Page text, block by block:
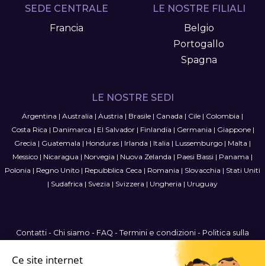
SEDE CENTRALE
Francia
LE NOSTRE FILIALI
Belgio
Portogallo
Spagna
LE NOSTRE SEDI
Argentina | Australia | Austria | Brasile | Canada | Cile | Colombia |
Costa Rica | Danimarca | El Salvador| Finlandia | Germania | Giappone|
Grecia | Guatemala | Honduras | Irlanda | Italia | Lussemburgo | Malta |
Messico | Nicaragua | Norvegia | Nuova Zelanda | Paesi Bassi | Panama |
Polonia | Regno Unito | Repubblica Ceca | Romania | Slovacchia | Stati Uniti
| Sudafrica | Svezia | Svizzera | Ungheria | Uruguay
Contatti - Chi siamo - FAQ - Termini e condizioni - Politica sulla
Mappa del sito